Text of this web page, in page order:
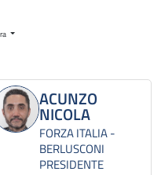
ACUNZO
NICOLA
FORZA ITALIA -
BERLUSCONI
PRESIDENTE